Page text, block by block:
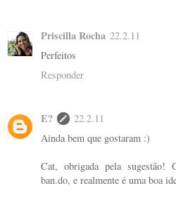
Priscilla Rocha 22.2.11
Perfeitos
Responder
E?
22.2.11
Ainda bem que gostaram :)
Cat, obrigada pela sugestão!
ban.do, e realmente é uma boa